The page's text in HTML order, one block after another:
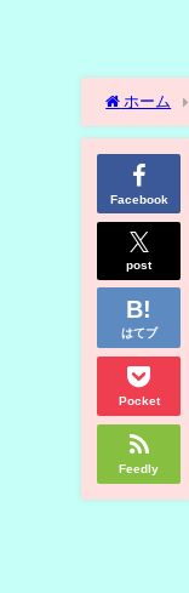
ホーム
Facebook
post
はてブ
Pocket
Feedly